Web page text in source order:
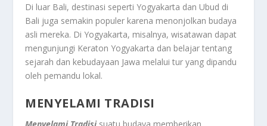
Di luar Bali, destinasi seperti Yogyakarta dan Ubud di
Bali juga semakin populer karena menonjolkan budaya
asli mereka. Di Yogyakarta, misalnya, wisatawan dapat
mengunjungi Keraton Yogyakarta dan belajar tentang
sejarah dan kebudayaan Jawa melalui tur yang dipandu
oleh pemandu lokal.
MENYELAMI TRADISI